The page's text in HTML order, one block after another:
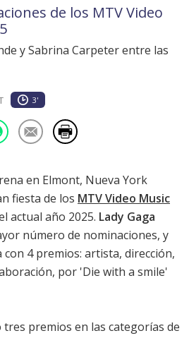
de los MTV Video
y Sabrina Carpeter entre las
3'
en Elmont, Nueva York
fiesta de los MTV Video Music
actual año 2025. Lady Gaga
número de nominaciones, y
4 premios: artista, dirección,
por 'Die with a smile'
tres premios en las categorías de